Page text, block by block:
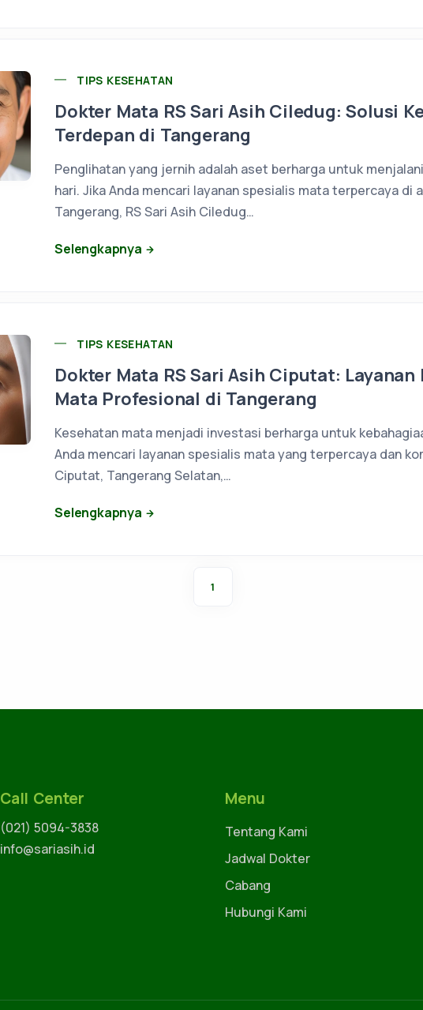
TIPS KESEHATAN
Dokter Mata RS Sari Asih Ciledug: Solusi
Terdepan di Tangerang
Penglihatan yang jernih adalah aset berharga untuk
hari. Jika Anda mencari layanan spesialis mata terpercaya di
Tangerang, RS Sari Asih Ciledug…
Selengkapnya
TIPS KESEHATAN
Dokter Mata RS Sari Asih Ciputat: Layanan
Mata Profesional di Tangerang
Kesehatan mata menjadi investasi berharga untuk
Anda mencari layanan spesialis mata yang terpercaya dan
Ciputat, Tangerang Selatan,…
Selengkapnya
1
Call Center
(021) 5094-3838
info@sariasih.id
Menu
Tentang Kami
Jadwal Dokter
Cabang
Hubungi Kami